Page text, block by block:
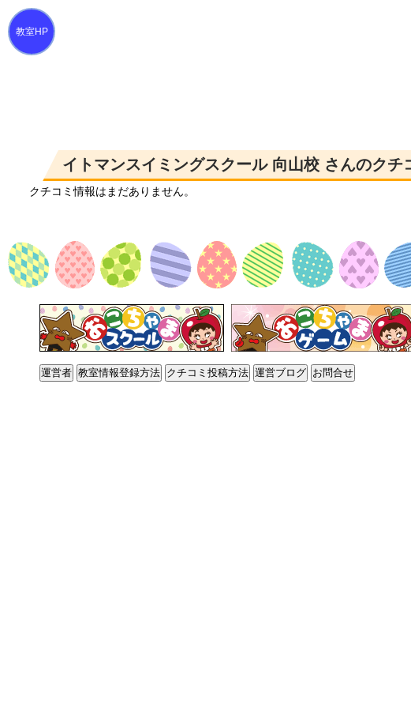
イトマンスイミングスクール 向山校 さんのクチ
クチコミ情報はまだありません。